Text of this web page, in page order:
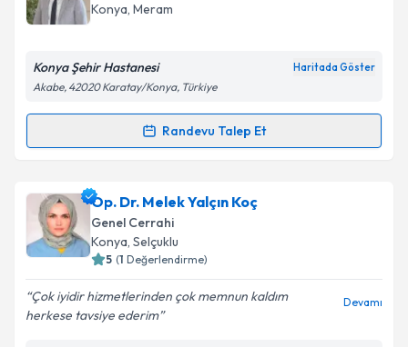
Konya, Meram
Konya Şehir Hastanesi Haritada Göster
Akabe, 42020 Karatay/Konya, Türkiye
Randevu Talep Et
Randevu Takvimi Talebi
Doç. Dr. Abdülhalim Serden Ayiçin randevu takvimi
talebi oluşturun. Size bu uzmandan randevu almanız
için bir takvim hazırlandığında e-posta ile
bilgilendireceğiz.
E-posta Adresiniz
Op. Dr. Melek Yalçın Koç
Genel Cerrahi
Konya, Selçuklu
5 (1 Değerlendirme)
Çok iyidir hizmetlerinden çok memnun kaldım
herkese tavsiye ederim
Devamı